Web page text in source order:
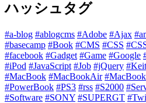
ハッシュタグ
#a-blog #ablogcms #Adobe #Ajax
#basecamp #Book #CMS #CSS
#facebook #Gadget #Game #Google
#iPod #JavaScript #Job #jQuery
#MacBook #MacBookAir
#PowerBook #PS3 #rss #S2000
#Software #SONY #SUPERGT